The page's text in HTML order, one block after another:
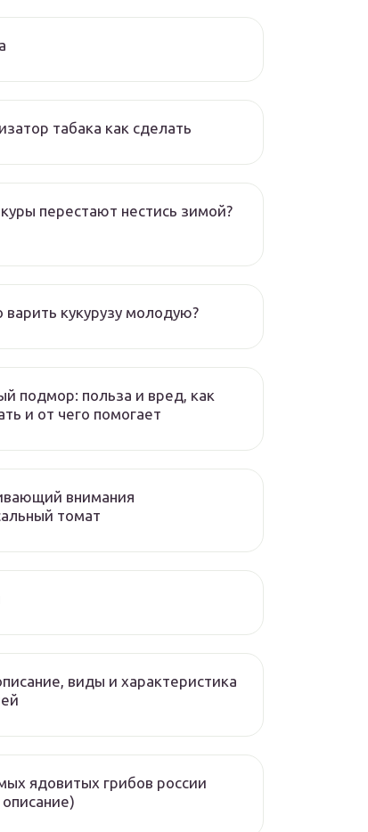
табака как сделать
перестают нестись зимой?
варить кукурузу молодую?
подмор: польза и вред, как
и от чего помогает
внимания
томат
виды и характеристика
ядовитых грибов россии